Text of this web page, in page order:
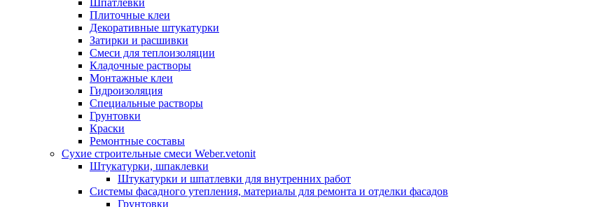
Шпатлевки
Плиточные клеи
Декоративные штукатурки
Затирки и расшивки
Смеси для теплоизоляции
Кладочные растворы
Монтажные клеи
Гидроизоляция
Специальные растворы
Грунтовки
Краски
Ремонтные составы
Сухие строительные смеси Weber.vetonit
Штукатурки, шпаклевки
Штукатурки и шпатлевки для внутренних работ
Системы фасадного утепления, материалы для ремонта и отделки фасадов
Грунтовки